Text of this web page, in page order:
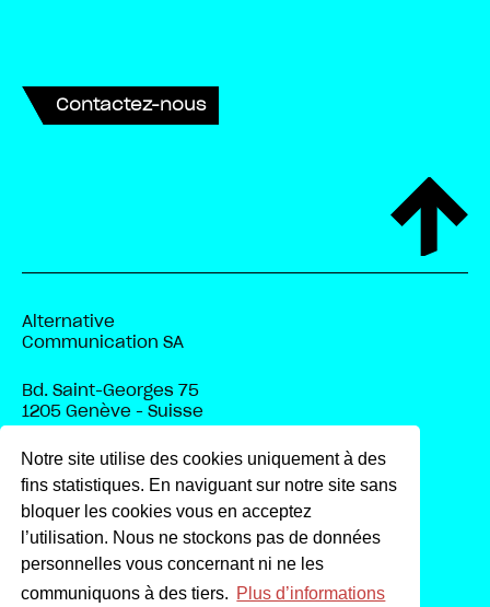
Notre site utilise des cookies uniquement à des
fins statistiques. En naviguant sur notre site sans
bloquer les cookies vous en acceptez
l’utilisation. Nous ne stockons pas de données
personnelles vous concernant ni ne les
communiquons à des tiers. Plus d’informations
Contactez-nous
Alternative
Communication SA
Bd. Saint-Georges 75
1205 Genève - Suisse
+41 (0)22 322 22 50
e-mail
Linkedin
Youtube
Facebook